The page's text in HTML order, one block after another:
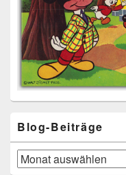
Blog-Beiträge
Blog-
Beiträge